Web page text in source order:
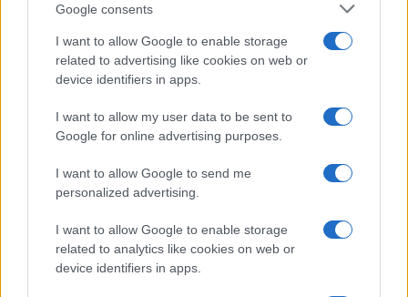
Google consents
I want to allow Google to enable storage
related to advertising like cookies on web or
device identifiers in apps.
I want to allow my user data to be sent to
Google for online advertising purposes.
I want to allow Google to send me
personalized advertising.
I want to allow Google to enable storage
related to analytics like cookies on web or
device identifiers in apps.
Országos hírek
felhasználta az emberiség a Föld egész
évre elegendő erőforrásait
HÍRLEVÉL
E-mail cím